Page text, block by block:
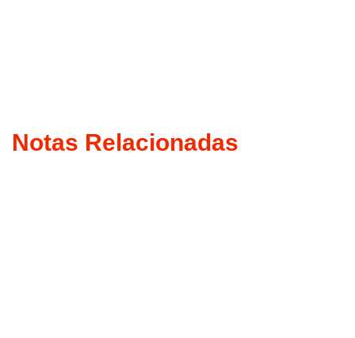
Notas Relacionadas